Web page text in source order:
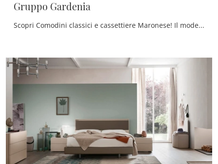
Gruppo Gardenia
Scopri Comodini classici e cassettiere Maronese! Il modello Gruppo Gardenia costruito in laccato opaco è la soluzione ottimale.